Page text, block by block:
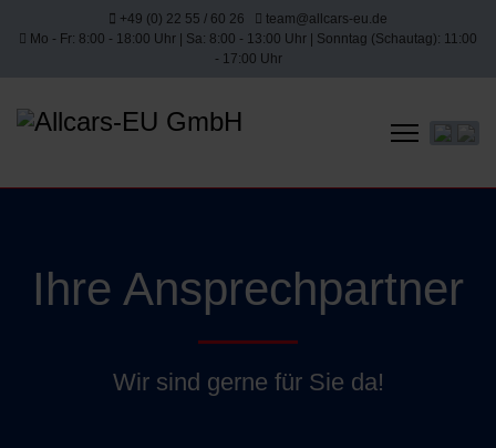
+49 (0) 22 55 / 60 26
team@allcars-eu.de
Mo - Fr: 8:00 - 18:00 Uhr | Sa: 8:00 - 13:00 Uhr | Sonntag (Schautag): 11:00
- 17:00 Uhr
Ihre Ansprechpartner
Wir sind gerne für Sie da!